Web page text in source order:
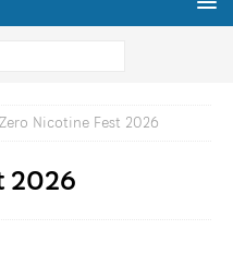
Zero Nicotine Fest 2026
2026